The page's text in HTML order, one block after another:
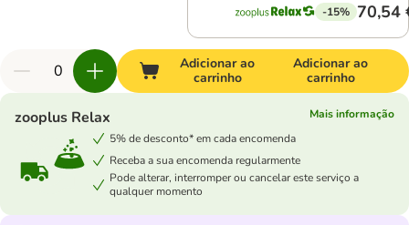
-15% 70,54
Adicionar ao
carrinho
Adicionar ao
carrinho
zooplus Relax
Mais informação
5% de desconto* em cada encomenda
Receba a sua encomenda regularmente
Pode alterar, interromper ou cancelar este serviço a
qualquer momento